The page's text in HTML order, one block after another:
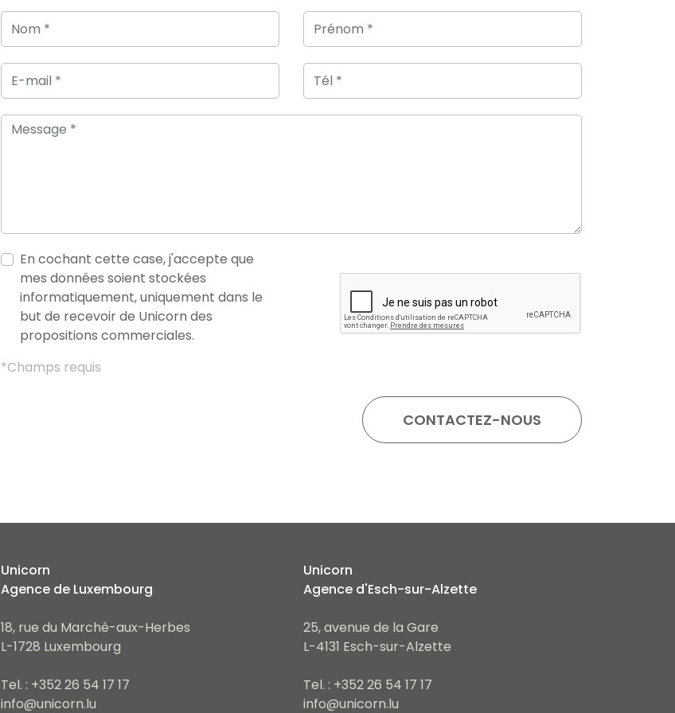
En cochant cette case, j'accepte que
mes données soient stockées
informatiquement, uniquement dans le
but de recevoir de Unicorn des
propositions commerciales.
*Champs requis
Unicorn
Agence de Luxembourg
18, rue du Marché-aux-Herbes
L-1728 Luxembourg
Tel. : +352 26 54 17 17
info@unicorn.lu
Unicorn
Agence d'Esch-sur-Alzette
25, avenue de la Gare
L-4131 Esch-sur-Alzette
Tel. : +352 26 54 17 17
info@unicorn.lu